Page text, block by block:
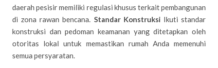
daerah pesisir memiliki regulasi khusus terkait pembangunan
di zona rawan bencana. Standar Konstruksi Ikuti standar
konstruksi dan pedoman keamanan yang ditetapkan oleh
otoritas lokal untuk memastikan rumah Anda memenuhi
semua persyaratan.